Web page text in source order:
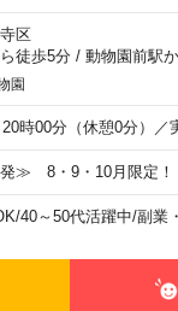
区
徒歩5分/ 動物園前駅
園
時00分（休憩0分）／
≫ 8・9・10月限定！
/40～50代活躍中/副業